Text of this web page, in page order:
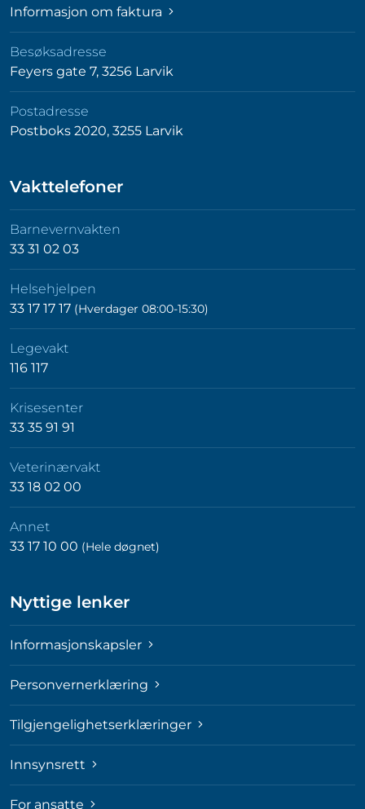
Informasjon om faktura
Besøksadresse
Feyers gate 7, 3256 Larvik
Postadresse
Postboks 2020, 3255 Larvik
Vakttelefoner
Barnevernvakten
33 31 02 03
Helsehjelpen
33 17 17 17 (Hverdager 08:00-15:30)
Legevakt
116 117
Krisesenter
33 35 91 91
Veterinærvakt
33 18 02 00
Annet
33 17 10 00 (Hele døgnet)
Nyttige lenker
Informasjonskapsler
Personvernerklæring
Tilgjengelighetserklæringer
Innsynsrett
For ansatte